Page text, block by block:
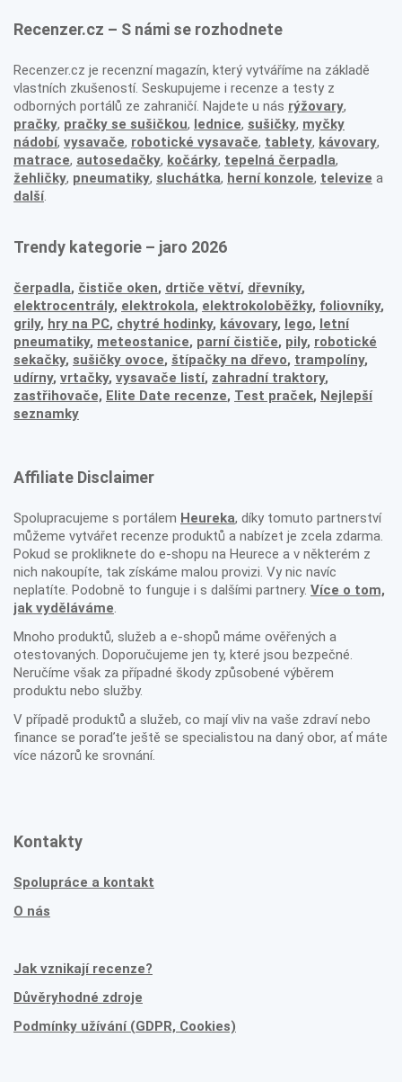
Recenzer.cz – S námi se rozhodnete
Recenzer.cz je recenzní magazín, který vytváříme na základě
vlastních zkušeností. Seskupujeme i recenze a testy z
odborných portálů ze zahraničí. Najdete u nás rýžovary,
pračky, pračky se sušičkou, lednice, sušičky, myčky
nádobí, vysavače, robotické vysavače, tablety, kávovary,
matrace, autosedačky, kočárky, tepelná čerpadla,
žehličky, pneumatiky, sluchátka, herní konzole, televize a
další.
Trendy kategorie – jaro 2026
čerpadla, čističe oken, drtiče větví, dřevníky,
elektrocentrály, elektrokola, elektrokoloběžky, foliovníky,
grily, hry na PC, chytré hodinky, kávovary, lego, letní
pneumatiky, meteostanice, parní čističe, pily, robotické
sekačky, sušičky ovoce, štípačky na dřevo, trampolíny,
udírny, vrtačky, vysavače listí, zahradní traktory,
zastřihovače, Elite Date recenze, Test praček, Nejlepší
seznamky
Affiliate Disclaimer
Spolupracujeme s portálem Heureka, díky tomuto partnerství
můžeme vytvářet recenze produktů a nabízet je zcela zdarma.
Pokud se prokliknete do e-shopu na Heurece a v některém z
nich nakoupíte, tak získáme malou provizi. Vy nic navíc
neplatíte. Podobně to funguje i s dalšími partnery. Více o tom,
jak vyděláváme.
Mnoho produktů, služeb a e-shopů máme ověřených a
otestovaných. Doporučujeme jen ty, které jsou bezpečné.
Neručíme však za případné škody způsobené výběrem
produktu nebo služby.
V případě produktů a služeb, co mají vliv na vaše zdraví nebo
finance se poraďte ještě se specialistou na daný obor, ať máte
více názorů ke srovnání.
Kontakty
Spolupráce a kontakt
O nás
Jak vznikají recenze?
Důvěryhodné zdroje
Podmínky užívání (GDPR, Cookies)